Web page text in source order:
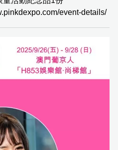
event-details/